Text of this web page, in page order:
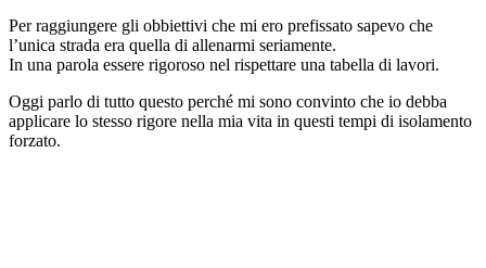
Per raggiungere gli obbiettivi che mi ero prefissato sapevo che
l’unica strada era quella di allenarmi seriamente.
In una parola essere rigoroso nel rispettare una tabella di lavori.
Oggi parlo di tutto questo perché mi sono convinto che io debba
applicare lo stesso rigore nella mia vita in questi tempi di isolamento
forzato.